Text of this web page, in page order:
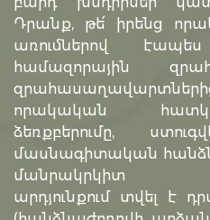
Դրանք, թե՛ իրենց
առումներով
համազորային
որակական
ձեռքբերումը,
մասնագիտական
մանրակրկիտ
արդյունքում տվել է